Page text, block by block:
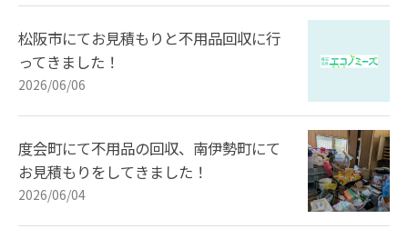
松阪市にてお見積もりと不用品回収に行
ってきました！
2026/06/06
度会町にて不用品の回収、南伊勢町にて
お見積もりをしてきました！
2026/06/04